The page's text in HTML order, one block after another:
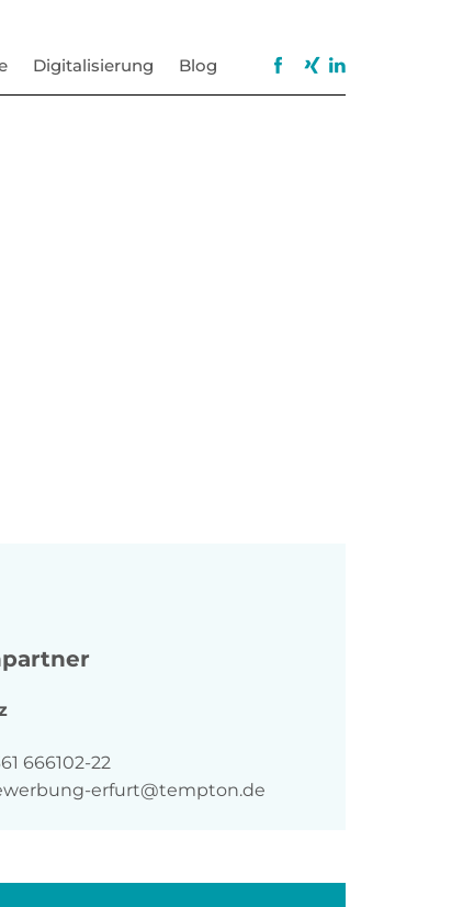
Digitalisierung Blog
666102-22
erfurt@tempton.de